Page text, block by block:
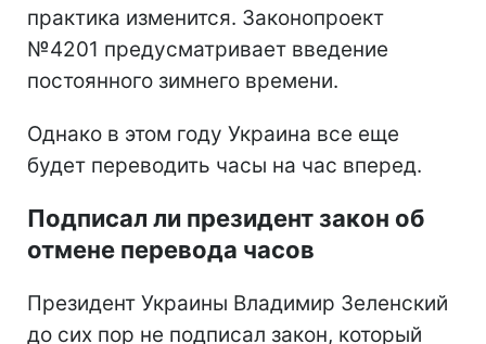
практика изменится. Законопроект
№4201 предусматривает введение
постоянного зимнего времени.
Однако в этом году Украина все еще
будет переводить часы на час вперед.
Подписал ли президент закон об
отмене перевода часов
Президент Украины Владимир Зеленский
до сих пор не подписал закон, который